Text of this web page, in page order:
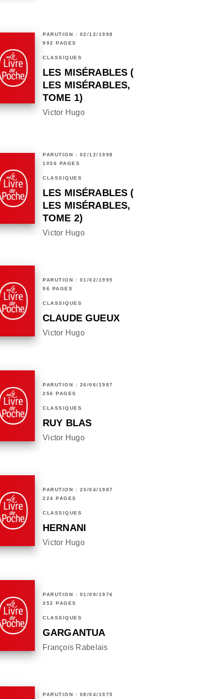
PARUTION : 02/12/1998
992 PAGES
CLASSIQUES
LES MISÉRABLES (
LES MISÉRABLES,
TOME 1)
Victor Hugo
PARUTION : 02/12/1998
1056 PAGES
CLASSIQUES
LES MISÉRABLES (
LES MISÉRABLES,
TOME 2)
Victor Hugo
PARUTION : 01/02/1995
96 PAGES
CLASSIQUES
CLAUDE GUEUX
Victor Hugo
PARUTION : 26/06/1987
256 PAGES
CLASSIQUES
RUY BLAS
Victor Hugo
PARUTION : 23/04/1987
224 PAGES
CLASSIQUES
HERNANI
Victor Hugo
PARUTION : 01/09/1976
352 PAGES
CLASSIQUES
GARGANTUA
François Rabelais
PARUTION : 08/04/1975